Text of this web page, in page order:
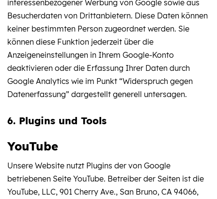
interessenbezogener Werbung von Google sowie aus
Besucherdaten von Drittanbietern. Diese Daten können
keiner bestimmten Person zugeordnet werden. Sie
können diese Funktion jederzeit über die
Anzeigeneinstellungen in Ihrem Google-Konto
deaktivieren oder die Erfassung Ihrer Daten durch
Google Analytics wie im Punkt “Widerspruch gegen
Datenerfassung” dargestellt generell untersagen.
6. Plugins und Tools
YouTube
Unsere Website nutzt Plugins der von Google
betriebenen Seite YouTube. Betreiber der Seiten ist die
YouTube, LLC, 901 Cherry Ave., San Bruno, CA 94066,